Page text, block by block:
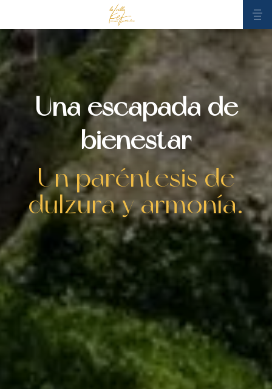
Un paréntesis de
dulzura y armonía.
Una escapada de
bienestar